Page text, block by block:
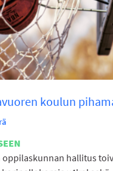
koulun
hallitus